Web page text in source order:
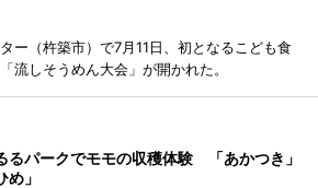
ー（杵築市）で7月11日、初となるこども食
流しそうめん大会」が開かれた。
るパークでモモの収穫体験 「あかつき」
め」